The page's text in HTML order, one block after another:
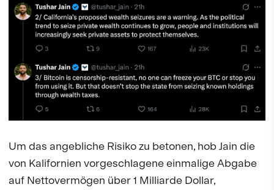
Um das angebliche Risiko zu betonen, hob Jain die
von Kalifornien vorgeschlagene einmalige Abgabe
auf Nettovermögen über 1 Milliarde Dollar,